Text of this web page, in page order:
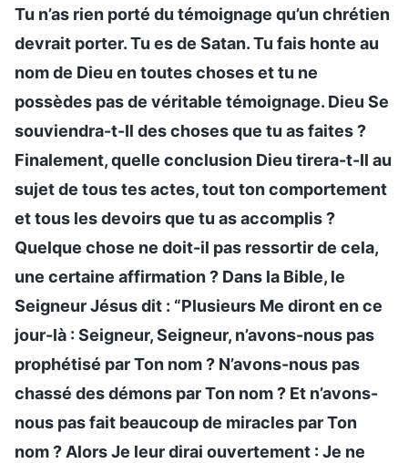
Tu n’as rien porté du témoignage qu’un chrétien
devrait porter. Tu es de Satan. Tu fais honte au
nom de Dieu en toutes choses et tu ne
possèdes pas de véritable témoignage. Dieu Se
souviendra-t-Il des choses que tu as faites ?
Finalement, quelle conclusion Dieu tirera-t-Il au
sujet de tous tes actes, tout ton comportement
et tous les devoirs que tu as accomplis ?
Quelque chose ne doit-il pas ressortir de cela,
une certaine affirmation ? Dans la Bible, le
Seigneur Jésus dit : “Plusieurs Me diront en ce
jour-là : Seigneur, Seigneur, n’avons-nous pas
prophétisé par Ton nom ? N’avons-nous pas
chassé des démons par Ton nom ? Et n’avons-
nous pas fait beaucoup de miracles par Ton
nom ? Alors Je leur dirai ouvertement : Je ne